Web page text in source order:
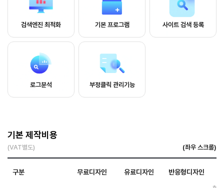
검색엔진 최적화 기본 프로그램 사이트 검색 등록
로그분석 부정클릭 관리기능
기본 제작비용
(VAT별도)
구분 무료디자인 유료디자인 반응형디자인